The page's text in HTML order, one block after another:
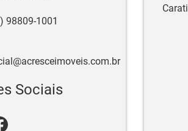
98809-1001
Sociais